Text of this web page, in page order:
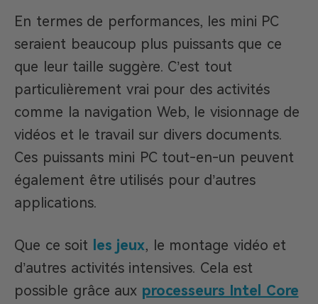
En termes de performances, les mini PC
seraient beaucoup plus puissants que ce
que leur taille suggère. C’est tout
particulièrement vrai pour des activités
comme la navigation Web, le visionnage de
vidéos et le travail sur divers documents.
Ces puissants mini PC tout-en-un peuvent
également être utilisés pour d’autres
applications.
Que ce soit les jeux, le montage vidéo et
d’autres activités intensives. Cela est
possible grâce aux processeurs Intel Core